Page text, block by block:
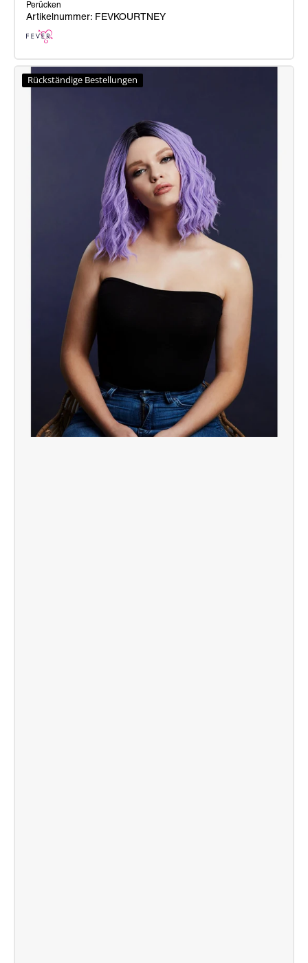
Fever
Kourtney-
Perücken
Artikelnummer: FEVKOURTNEY
Rückständige Bestellungen